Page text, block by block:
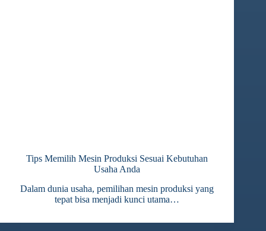
Tips Memilih Mesin Produksi Sesuai Kebutuhan
Usaha Anda
Dalam dunia usaha, pemilihan mesin produksi yang
tepat bisa menjadi kunci utama…